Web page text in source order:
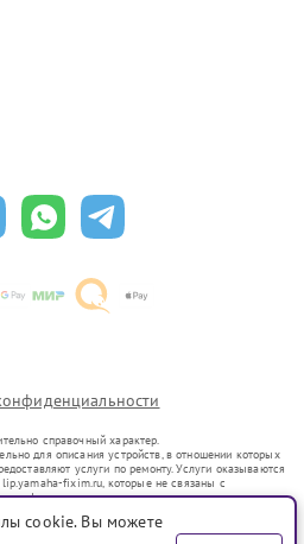
справочный характер.
для описания устройств, в отношении которых
услуги по ремонту. Услуги оказываются
fixim.ru, которые не связаны с
их официальными представителями.
введенных в гражданский оборот в соответствии
цели индивидуализации услуг или введения
cookie. Вы можете